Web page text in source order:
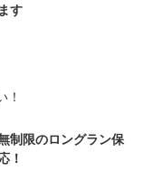
定24ヶ月点検整備付
の車両はご納車前に、し
になります。点検部位
ム・ブレーキ点検・調
す。
す
！
制限のロングラン保
！